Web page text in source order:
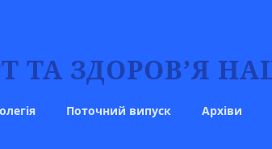
ТА ЗДОРОВ’Я
Поточний випуск Архіви